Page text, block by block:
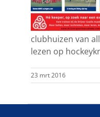
clubhuizen van
lezen op
23 mrt 2016